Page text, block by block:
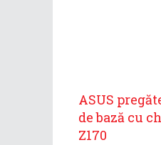
ASUS
de bază cu
Z170